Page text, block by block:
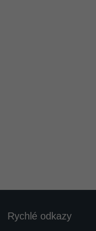
Rychlé odkazy